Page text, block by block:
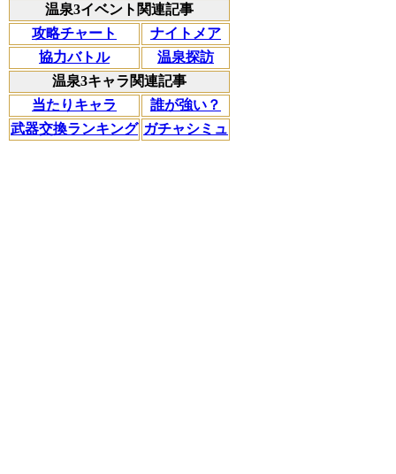
温泉3イベント関連記事
攻略チャート
ナイトメア
協力バトル
温泉探訪
温泉3キャラ関連記事
当たりキャラ
誰が強い？
武器交換ランキング ガチャシミュ